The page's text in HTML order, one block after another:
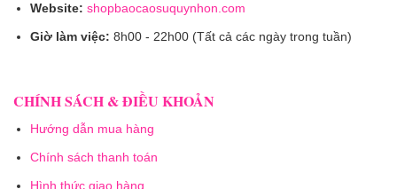
Website: shopbaocaosuquynhon.com
Giờ làm việc: 8h00 - 22h00 (Tất cả các ngày trong tuần)
CHÍNH SÁCH & ĐIỀU KHOẢN
Hướng dẫn mua hàng
Chính sách thanh toán
Hình thức giao hàng